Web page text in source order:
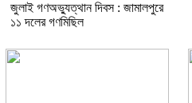
জুলাই গণঅভ্যুত্থান দিবস : জামালপুরে
১১ দলের গণমিছিল